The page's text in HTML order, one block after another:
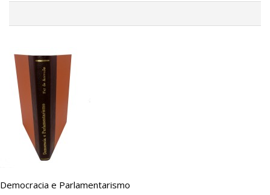
Democracia e Parlamentarismo